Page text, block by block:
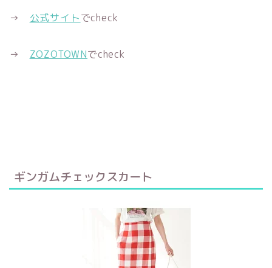
→ 公式サイトでcheck
→ ZOZOTOWNでcheck
ギンガムチェックスカート